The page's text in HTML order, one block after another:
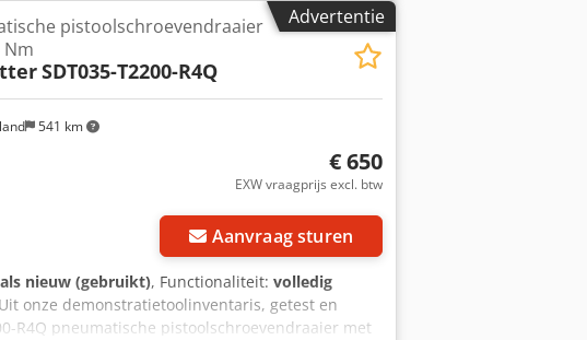
Advertentie
541 km
pistoolschroevendraaier
Nm
SDT035-T2200-R4Q
€ 650
EXW vraagprijs excl. btw
Aanvraag sturen
nieuw (gebruikt), Functionaliteit: volledig
onze demonstratietoolinventaris, getest en
R4Q pneumatische pistoolschroevendraaier met